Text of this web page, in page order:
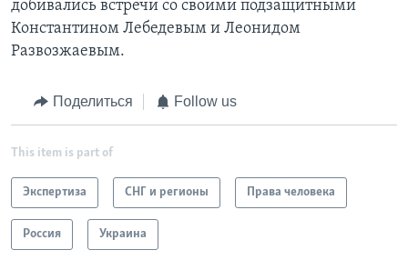
добивались встречи со своими подзащитными
Константином Лебедевым и Леонидом
Развозжаевым.
Поделиться Follow us
This item is part of
Экспертиза СНГ и регионы Права человека
Россия Украина